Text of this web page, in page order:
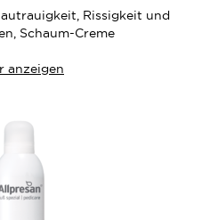
Rissigkeit und
Schaum-Creme
anzeigen